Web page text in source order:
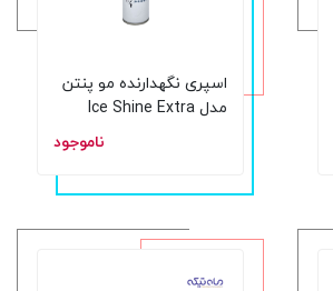
اسپری نگهدارنده مو پنتن
مدل Ice Shine Extra
Strong قدرت نگهدارندگی
ناموجود